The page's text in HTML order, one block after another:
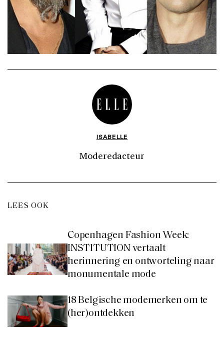
ISABELLE
Moderedacteur
LEES OOK
Copenhagen Fashion Week:
INSTITUTION vertaalt
herinnering en ontworteling naar
monumentale mode
18 Belgische modemerken om te
(her)ontdekken